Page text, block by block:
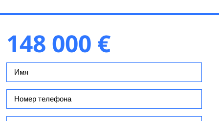
148 000 €